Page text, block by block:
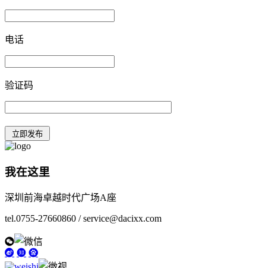
电话
验证码
我在这里
深圳前海卓越时代广场A座
tel.0755-27660860 / service@dacixx.com